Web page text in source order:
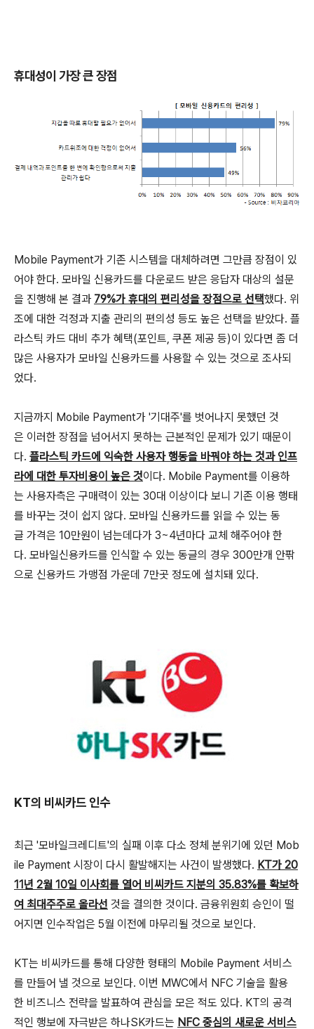
휴대성이 가장 큰 장점
Mobile Payment가 기존 시스템을 대체하려면 그만큼 장점이 있
어야 한다. 모바일 신용카드를 다운로드 받은 응답자 대상의 설문
을 진행해 본 결과 79%가 휴대의 편리성을 장점으로 선택했다. 위
조에 대한 걱정과 지출 관리의 편의성 등도 높은 선택을 받았다. 플
라스틱 카드 대비 추가 혜택(포인트, 쿠폰 제공 등)이 있다면 좀 더
많은 사용자가 모바일 신용카드를 사용할 수 있는 것으로 조사되
었다.
지금까지 Mobile Payment가 '기대주'를 벗어나지 못했던 것
은 이러한 장점을 넘어서지 못하는 근본적인 문제가 있기 때문이
다. 플라스틱 카드에 익숙한 사용자 행동을 바꿔야 하는 것과 인프
라에 대한 투자비용이 높은 것이다. Mobile Payment를 이용하
는 사용자측은 구매력이 있는 30대 이상이다 보니 기존 이용 행태
를 바꾸는 것이 쉽지 않다. 모바일 신용카드를 읽을 수 있는 동
글 가격은 10만원이 넘는데다가 3~4년마다 교체 해주어야 한
다. 모바일신용카드를 인식할 수 있는 동글의 경우 300만개 안팎
으로 신용카드 가맹점 가운데 7만곳 정도에 설치돼 있다.
KT의 비씨카드 인수
최근 '모바일크레디트'의 실패 이후 다소 정체 분위기에 있던 Mob
ile Payment 시장이 다시 활발해지는 사건이 발생했다. KT가 20
11년 2월 10일 이사회를 열어 비씨카드 지분의 35.83%를 확보하
여 최대주주로 올라선 것을 결의한 것이다. 금융위원회 승인이 떨
어지면 인수작업은 5월 이전에 마무리될 것으로 보인다.
KT는 비씨카드를 통해 다양한 형태의 Mobile Payment 서비스
를 만들어 낼 것으로 보인다. 이번 MWC에서 NFC 기술을 활용
한 비즈니스 전략을 발표하여 관심을 모은 적도 있다. KT의 공격
적인 행보에 자극받은 하나SK카드는 NFC 중심의 새로운 서비스